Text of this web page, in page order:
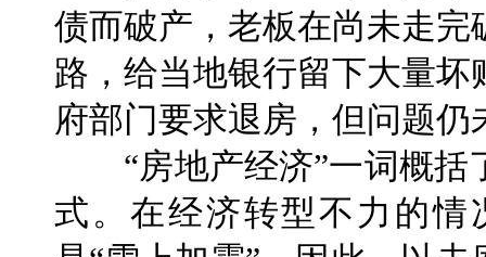
债而破产，老板在尚未走
路，给当地银行留下大量
府部门要求退房，但问题仍
“房地产经济”一词概括
式。在经济转型不力的